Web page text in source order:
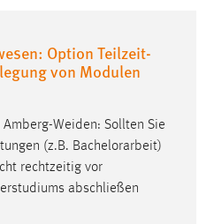
Option Teilzeit-
von Modulen
Weiden: Sollten Sie
(z.B. Bachelorarbeit)
rechtzeitig vor
abschließen
wird in diesem Cookie
ist.